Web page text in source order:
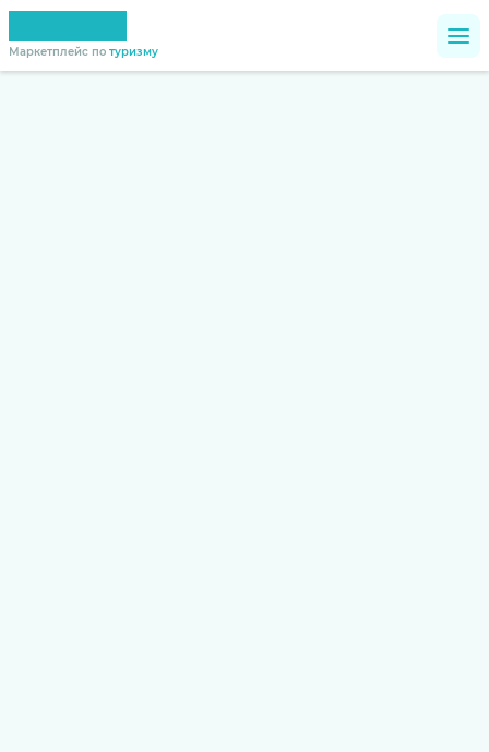
Маркетплейс по туризму